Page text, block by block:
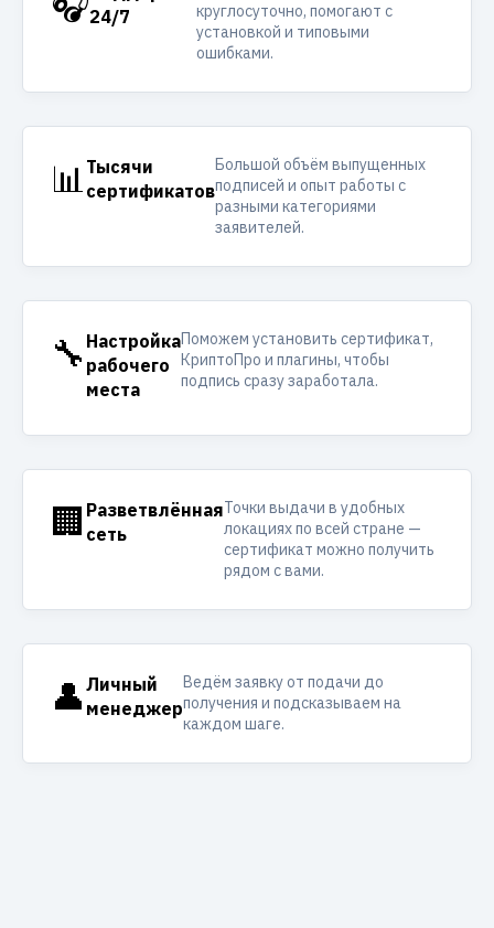
24/7
круглосуточно, помогают с
установкой и типовыми
ошибками.
📊 Тысячи
сертификатов
Большой объём выпущенных
подписей и опыт работы с
разными категориями
заявителей.
🔧 Настройка
рабочего
места
Поможем установить сертификат,
КриптоПро и плагины, чтобы
подпись сразу заработала.
🏢 Разветвлённая
сеть
Точки выдачи в удобных
локациях по всей стране —
сертификат можно получить
рядом с вами.
👤 Личный
менеджер
Ведём заявку от подачи до
получения и подсказываем на
каждом шаге.